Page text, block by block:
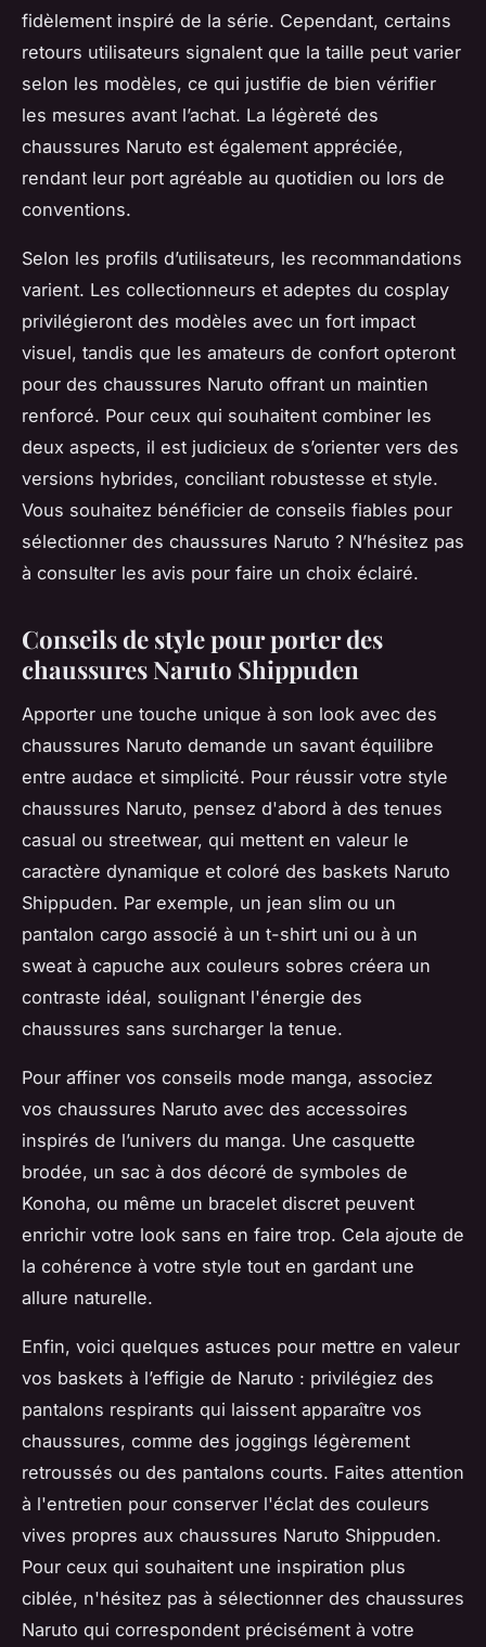
fidèlement inspiré de la série. Cependant, certains
retours utilisateurs signalent que la taille peut varier
selon les modèles, ce qui justifie de bien vérifier
les mesures avant l’achat. La légèreté des
chaussures Naruto est également appréciée,
rendant leur port agréable au quotidien ou lors de
conventions.
Selon les profils d’utilisateurs, les recommandations
varient. Les collectionneurs et adeptes du cosplay
privilégieront des modèles avec un fort impact
visuel, tandis que les amateurs de confort opteront
pour des chaussures Naruto offrant un maintien
renforcé. Pour ceux qui souhaitent combiner les
deux aspects, il est judicieux de s’orienter vers des
versions hybrides, conciliant robustesse et style.
Vous souhaitez bénéficier de conseils fiables pour
sélectionner des chaussures Naruto ? N’hésitez pas
à consulter les avis pour faire un choix éclairé.
Conseils de style pour porter des
chaussures Naruto Shippuden
Apporter une touche unique à son look avec des
chaussures Naruto demande un savant équilibre
entre audace et simplicité. Pour réussir votre style
chaussures Naruto, pensez d'abord à des tenues
casual ou streetwear, qui mettent en valeur le
caractère dynamique et coloré des baskets Naruto
Shippuden. Par exemple, un jean slim ou un
pantalon cargo associé à un t-shirt uni ou à un
sweat à capuche aux couleurs sobres créera un
contraste idéal, soulignant l'énergie des
chaussures sans surcharger la tenue.
Pour affiner vos conseils mode manga, associez
vos chaussures Naruto avec des accessoires
inspirés de l’univers du manga. Une casquette
brodée, un sac à dos décoré de symboles de
Konoha, ou même un bracelet discret peuvent
enrichir votre look sans en faire trop. Cela ajoute de
la cohérence à votre style tout en gardant une
allure naturelle.
Enfin, voici quelques astuces pour mettre en valeur
vos baskets à l’effigie de Naruto : privilégiez des
pantalons respirants qui laissent apparaître vos
chaussures, comme des joggings légèrement
retroussés ou des pantalons courts. Faites attention
à l'entretien pour conserver l'éclat des couleurs
vives propres aux chaussures Naruto Shippuden.
Pour ceux qui souhaitent une inspiration plus
ciblée, n'hésitez pas à sélectionner des chaussures
Naruto qui correspondent précisément à votre